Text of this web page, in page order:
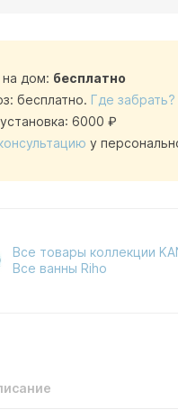
на дом: бесплатно
бесплатно. Где забрать?
6000 ₽
у
Все товары коллекции
Все ванны Riho